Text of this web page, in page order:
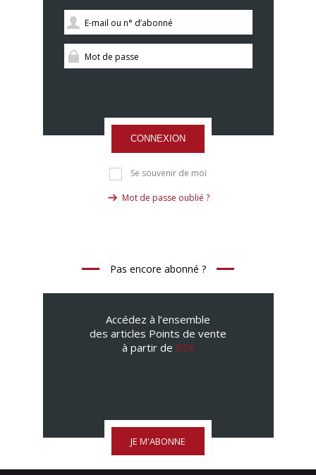
CONNEXION
Se souvenir de moi
Mot de passe oublié ?
Pas encore abonné ?
Accédez à l’ensemble
des articles Points de vente
à partir de 95€
JE M'ABONNE